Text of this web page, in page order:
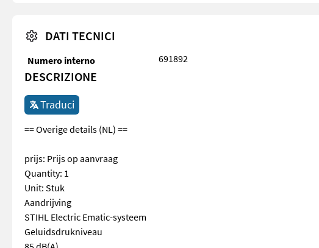
DATI TECNICI
Numero interno 691892
DESCRIZIONE
Traduci
== Overige details (NL) ==
prijs: Prijs op aanvraag
Quantity: 1
Unit: Stuk
Aandrijving
STIHL Electric Ematic-systeem
Geluidsdrukniveau